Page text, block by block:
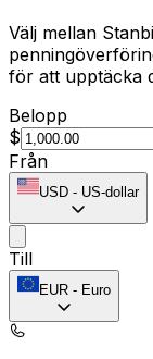
Välj mellan
för att upptäcka
Belopp
$
Från
USD - US-dollar
Till
EUR - Euro